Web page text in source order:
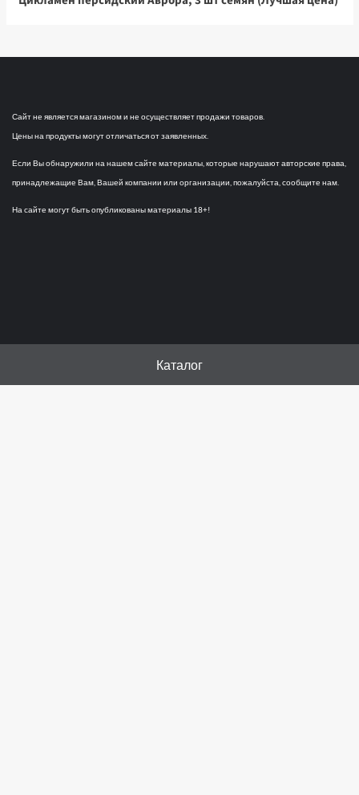
Сайт не является магазином и не осуществляет продажи товаров.
Цены на продукты могут отличаться от заявленных.
Если Вы обнаружили на нашем сайте материалы, которые нарушают авторские права,
принадлежащие Вам, Вашей компании или организации, пожалуйста, сообщите нам.
На сайте могут быть опубликованы материалы 18+!
Каталог